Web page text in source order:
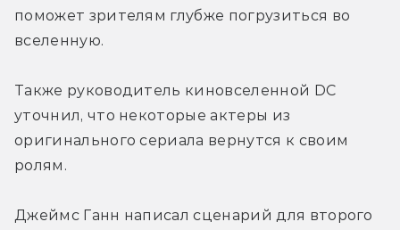
поможет зрителям глубже погрузиться во
вселенную.
Также руководитель киновселенной DC
уточнил, что некоторые актеры из
оригинального сериала вернутся к своим
ролям.
Джеймс Ганн написал сценарий для второго